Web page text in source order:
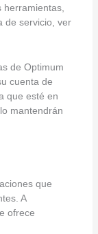
de servicio, ver
de Optimum
cuenta de
que esté en
mantendrán
que
A
ofrece